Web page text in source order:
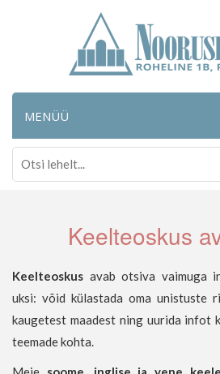
MENÜÜ
Keelteoskus
Keelteoskus avab otsiva vaimuga
uksi: võid külastada oma unistuste
kaugetest maadest ning uurida infot
teemade kohta.